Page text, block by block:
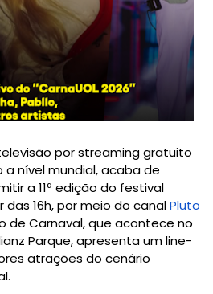
por streaming gratuito
a nível mundial, acaba de
a 11ª edição do festival
das 16h, por meio do canalPluto
de Carnaval, que acontece no
Parque, apresenta um line-
atrações do cenário